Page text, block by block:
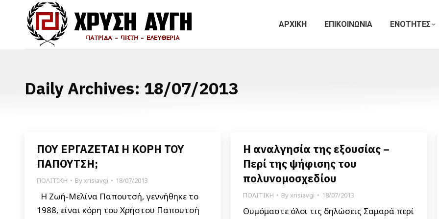
ΑΡΧΙΚΗ ΕΠΙΚΟΙΝΩΝΙΑ ΕΝΟΤΗΤΕΣ
Daily Archives: 18/07/2013
ΠΟΥ ΕΡΓΑΖΕΤΑΙ Η ΚΟΡΗ ΤΟΥ
ΠΑΠΟΥΤΣΗ;
ΠΟΛΙΤΙΚΗ Byxrisiavgi 18/07/2013
Η Ζωή-Μελίνα Παπουτσή, γεννήθηκε το
1988, είναι κόρη του Χρήστου Παπουτσή
Η αναλγησία της εξουσίας –
Περί της ψήφισης του
πολυνομοσχεδίου
ΠΟΛΙΤΙΚΗ Byxrisiavgi 18/07/2013
Θυμόμαστε όλοι τις δηλώσεις Σαμαρά περί